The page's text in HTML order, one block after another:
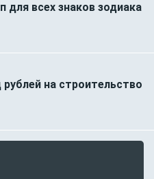
для всех знаков зодиака
на строительство